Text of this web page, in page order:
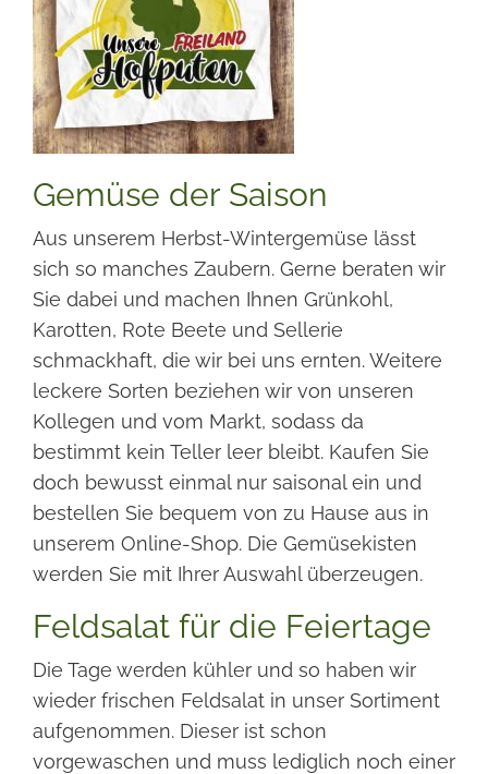
Gemüse der Saison
Aus unserem Herbst-Wintergemüse lässt
sich so manches Zaubern. Gerne beraten wir
Sie dabei und machen Ihnen Grünkohl,
Karotten, Rote Beete und Sellerie
schmackhaft, die wir bei uns ernten. Weitere
leckere Sorten beziehen wir von unseren
Kollegen und vom Markt, sodass da
bestimmt kein Teller leer bleibt. Kaufen Sie
doch bewusst einmal nur saisonal ein und
bestellen Sie bequem von zu Hause aus in
unserem Online-Shop. Die Gemüsekisten
werden Sie mit Ihrer Auswahl überzeugen.
Feldsalat für die Feiertage
Die Tage werden kühler und so haben wir
wieder frischen Feldsalat in unser Sortiment
aufgenommen. Dieser ist schon
vorgewaschen und muss lediglich noch einer